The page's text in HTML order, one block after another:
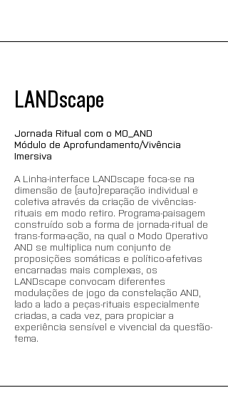
LANDscape
Jornada Ritual com o MO_AND
Módulo de Aprofundamento/Vivência
Imersiva
A Linha-interface LANDscape foca-se na
dimensão de (auto)reparação individual e
coletiva através da criação de vivências-
rituais em modo retiro. Programa-paisagem
construído sob a forma de jornada-ritual de
trans-forma-ação, na qual o Modo Operativo
AND se multiplica num conjunto de
proposições somáticas e político-afetivas
encarnadas mais complexas, os
LANDscape convocam diferentes
modulações de jogo da constelação AND,
lado a lado a peças-rituais especialmente
criadas, a cada vez, para propiciar a
experiência sensível e vivencial da questão-
tema.